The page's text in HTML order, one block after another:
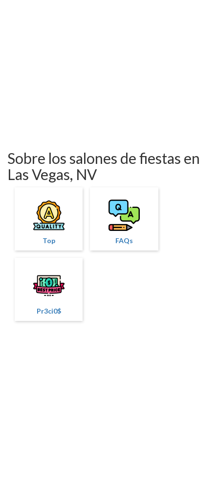
Sobre los salones de fiestas en
Las Vegas, NV
Top FAQs
Pr3ci0$